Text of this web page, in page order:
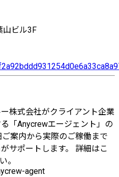
山ビル3F
株式会社がクライアント企業
「Anycrewエージェント」の
案内から実際のご稼働まで
サポートします。 詳細はこ
。
agent